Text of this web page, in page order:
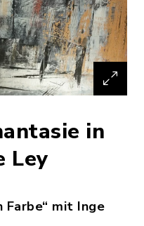
in
Ley
Farbe“ mit Inge